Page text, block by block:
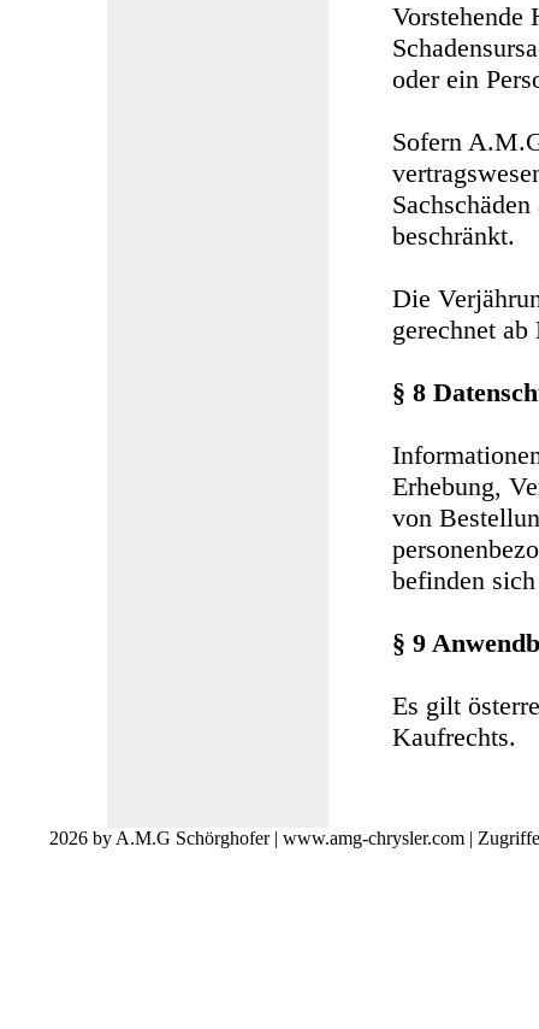
Vorstehende
oder ein
Sofern
beschränkt.
Die
gerechnet
§ 8
Erhebung,
von
befinden
§ 9
Es gilt
Kaufrechts.
2026 by A.M.G Schörghofer | www.amg-chrysler.com |